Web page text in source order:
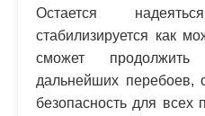
Остается
стабилизируется как
сможет
дальнейших перебоев,
безопасность для всех